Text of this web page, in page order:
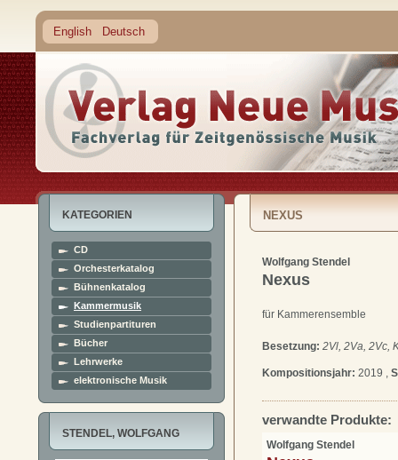
English Deutsch
KATEGORIEN
CD
Orchesterkatalog
Bühnenkatalog
Kammermusik
Studienpartituren
Bücher
Lehrwerke
elektronische Musik
STENDEL, WOLFGANG
NEXUS
Wolfgang Stendel
Nexus
für Kammerensemble
Besetzung: 2Vl, 2Va, 2Vc,
Kompositionsjahr: 2019 ,
verwandte Produkte:
Wolfgang Stendel